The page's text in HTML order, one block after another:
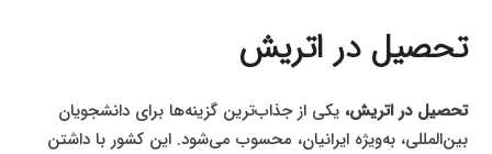
تحصیل در اتریش
تحصیل در اتریش، یکی از جذاب‌ترین گزینه‌ها برای دانشجویان
بین‌المللی، به‌ویژه ایرانیان، محسوب می‌شود. این کشور با داشتن